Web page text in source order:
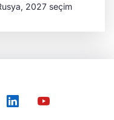
2027 seçim